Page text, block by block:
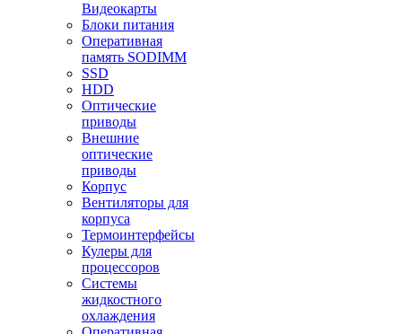
Видеокарты
Блоки питания
Оперативная
память SODIMM
SSD
HDD
Оптические
приводы
Внешние
оптические
приводы
Корпус
Вентиляторы для
корпуса
Термоинтерфейсы
Кулеры для
процессоров
Системы
жидкостного
охлаждения